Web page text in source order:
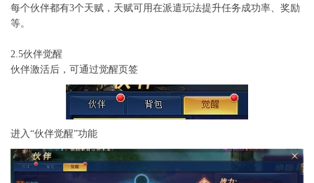
每个伙伴都有3个天赋，天赋可用在派遣玩法提升任务成功率、奖励
等。
2.5伙伴觉醒
伙伴激活后，可通过觉醒页签
进入“伙伴觉醒”功能